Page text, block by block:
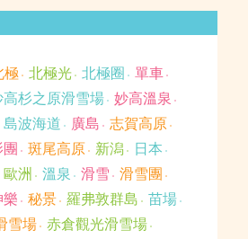
極 北極光 北極圈 單車
高杉之原滑雪場 妙高溫泉
島波海道 廣島 志賀高原
斑尾高原 新潟
日本
歐洲 溫泉 滑雪 滑雪團
秘景 羅弗敦群島 苗場
雪場 赤倉觀光滑雪場